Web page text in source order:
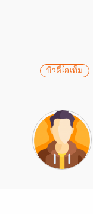
บิวตี้ไอเท็ม